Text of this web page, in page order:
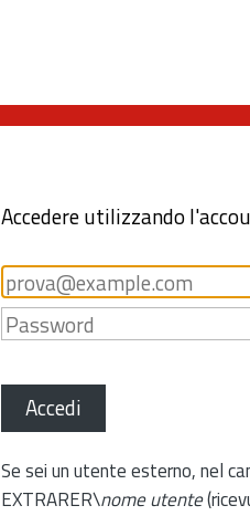
Accedere utilizzando
Accedi
Se sei un utente esterno, nel
EXTRARER\nome utente